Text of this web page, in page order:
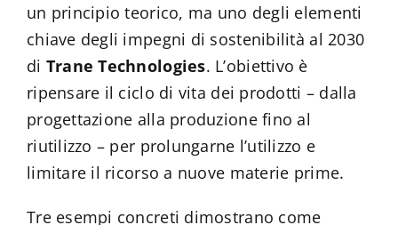
un principio teorico, ma uno degli elementi
chiave degli impegni di sostenibilità al 2030
di Trane Technologies. L’obiettivo è
ripensare il ciclo di vita dei prodotti – dalla
progettazione alla produzione fino al
riutilizzo – per prolungarne l’utilizzo e
limitare il ricorso a nuove materie prime.
Tre esempi concreti dimostrano come